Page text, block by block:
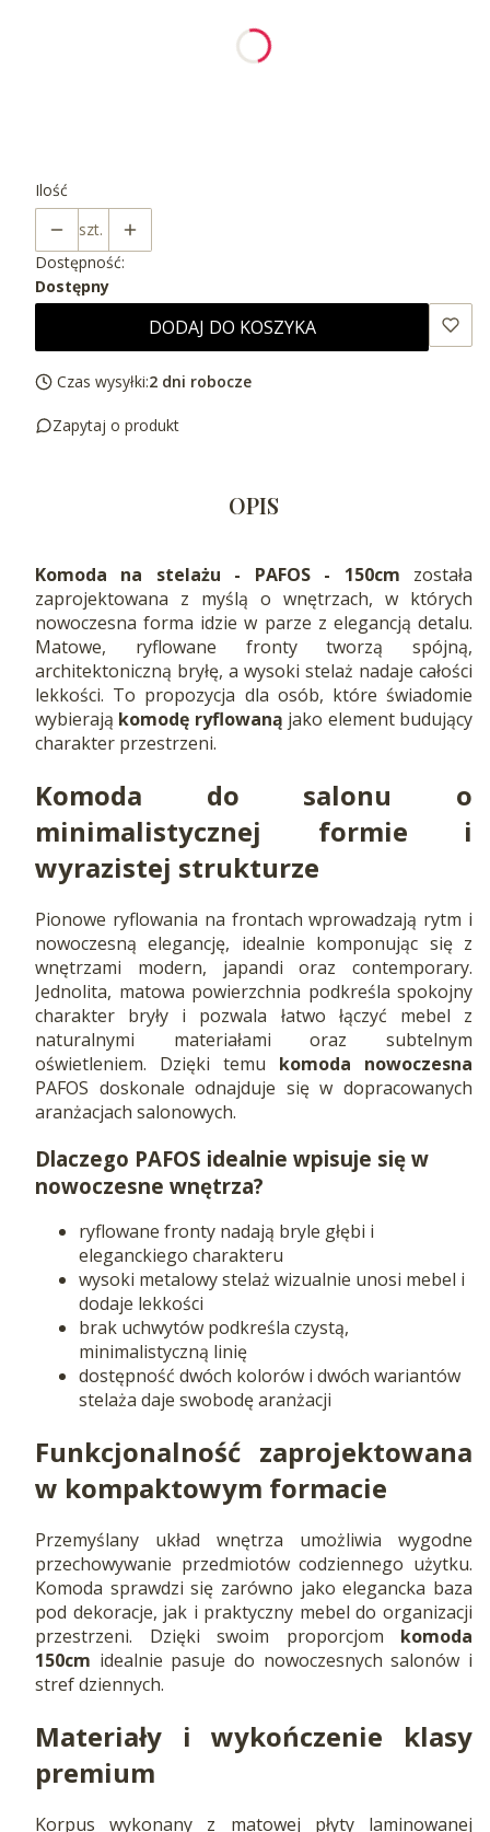
Ilość
szt.
Dostępność:
Dostępny
DODAJ DO KOSZYKA
Czas wysyłki:2 dni robocze
Zapytaj o produkt
OPIS
Komoda na stelażu - PAFOS - 150cm została
zaprojektowana z myślą o wnętrzach, w których
nowoczesna forma idzie w parze z elegancją detalu.
Matowe, ryflowane fronty tworzą spójną,
architektoniczną bryłę, a wysoki stelaż nadaje całości
lekkości. To propozycja dla osób, które świadomie
wybierają komodę ryflowaną jako element budujący
charakter przestrzeni.
Komoda do salonu o
minimalistycznej formie i
wyrazistej strukturze
Pionowe ryflowania na frontach wprowadzają rytm i
nowoczesną elegancję, idealnie komponując się z
wnętrzami modern, japandi oraz contemporary.
Jednolita, matowa powierzchnia podkreśla spokojny
charakter bryły i pozwala łatwo łączyć mebel z
naturalnymi materiałami oraz subtelnym
oświetleniem. Dzięki temu komoda nowoczesna
PAFOS doskonale odnajduje się w dopracowanych
aranżacjach salonowych.
Dlaczego PAFOS idealnie wpisuje się w
nowoczesne wnętrza?
ryflowane fronty nadają bryle głębi i
eleganckiego charakteru
wysoki metalowy stelaż wizualnie unosi mebel i
dodaje lekkości
brak uchwytów podkreśla czystą,
minimalistyczną linię
dostępność dwóch kolorów i dwóch wariantów
stelaża daje swobodę aranżacji
Funkcjonalność zaprojektowana
w kompaktowym formacie
Przemyślany układ wnętrza umożliwia wygodne
przechowywanie przedmiotów codziennego użytku.
Komoda sprawdzi się zarówno jako elegancka baza
pod dekoracje, jak i praktyczny mebel do organizacji
przestrzeni. Dzięki swoim proporcjom komoda
150cm idealnie pasuje do nowoczesnych salonów i
stref dziennych.
Materiały i wykończenie klasy
premium
Korpus wykonany z matowej płyty laminowanej